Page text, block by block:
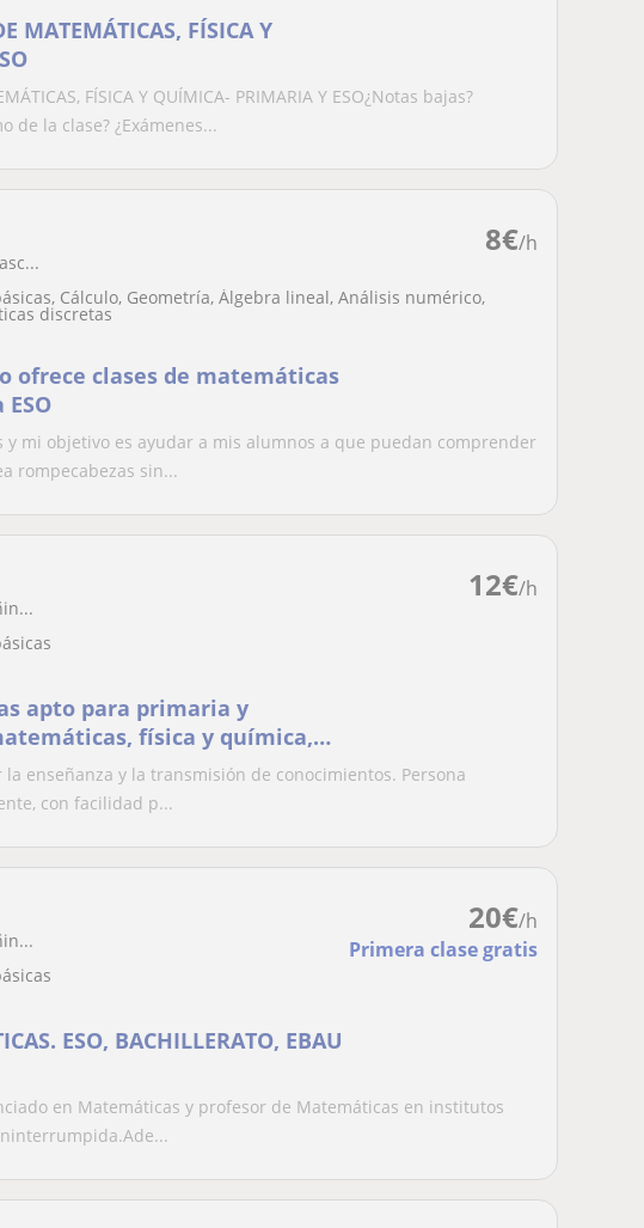
MATEMÁTICAS, FÍSICA Y
FÍSICA Y QUÍMICA- PRIMARIA Y ESO¿Notas bajas?
de la clase? ¿Exámenes...
8€/h
Cálculo, Geometría, Álgebra lineal, Análisis numérico,
discretas
ofrece clases de matemáticas
y mi objetivo es ayudar a mis alumnos a que puedan comprender
rompecabezas sin...
12€/h
apto para primaria y
física y química,
enseñanza y la transmisión de conocimientos. Persona
con facilidad p...
20€/h
Primera clase gratis
ESO, BACHILLERATO, EBAU
en Matemáticas y profesor de Matemáticas en institutos